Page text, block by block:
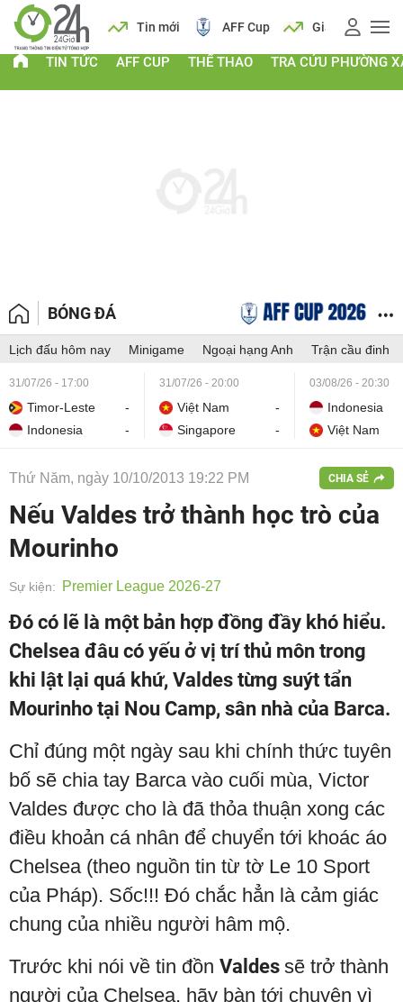
Lịch Tin mới AFF Cup Giá vàng
TIN TỨC AFF CUP THỂ THAO TRA CỨU PHƯỜNG
BÓNG ĐÁ
Lịch đấu hôm nay Minigame Ngoại hạng Anh Trận cầu đinh
31/07/26 - 17:00
Timor-Leste
-
Indonesia
-
31/07/26 - 20:00
Việt Nam
-
Singapore
-
03/08/26 - 20:30
Indonesia
Việt Nam
Thứ Năm, ngày 10/10/2013 19:22 PM CHIA SẺ
Nếu Valdes trở thành học trò của
Mourinho
Sự kiện: Premier League 2026-27
Đó có lẽ là một bản hợp đồng đầy khó hiểu.
Chelsea đâu có yếu ở vị trí thủ môn trong
khi lật lại quá khứ, Valdes từng suýt tẩn
Mourinho tại Nou Camp, sân nhà của Barca.
Chỉ đúng một ngày sau khi chính thức tuyên
bố sẽ chia tay Barca vào cuối mùa, Victor
Valdes được cho là đã thỏa thuận xong các
điều khoản cá nhân để chuyển tới khoác áo
Chelsea (theo nguồn tin từ tờ Le 10 Sport
của Pháp). Sốc!!! Đó chắc hẳn là cảm giác
chung của nhiều người hâm mộ.
Trước khi nói về tin đồn Valdes sẽ trở thành
người của Chelsea, hãy bàn tới chuyện vì